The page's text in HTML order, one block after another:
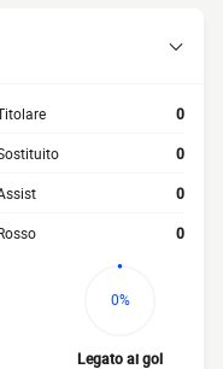
0
0
0
0
0%
Legato ai gol